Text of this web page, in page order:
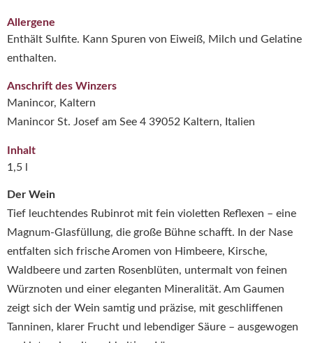
Der Wein
Tief leuchtendes Rubinrot mit fein violetten Reflexen – eine
Magnum-Glasfüllung, die große Bühne schafft. In der Nase
entfalten sich frische Aromen von Himbeere, Kirsche,
Waldbeere und zarten Rosenblüten, untermalt von feinen
Würznoten und einer eleganten Mineralität. Am Gaumen
zeigt sich der Wein samtig und präzise, mit geschliffenen
Tanninen, klarer Frucht und lebendiger Säure – ausgewogen
Allergene
Enthält Sulfite. Kann Spuren von Eiweiß, Milch und Gelatine
enthalten.
Anschrift des Winzers
Manincor, Kaltern
Manincor St. Josef am See 4 39052 Kaltern, Italien
Inhalt
1,5 l